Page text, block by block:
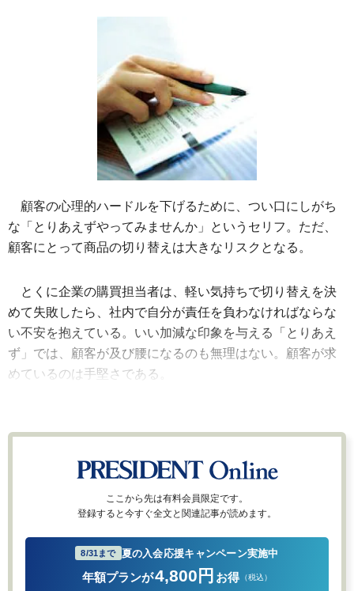
顧客の心理的ハードルを下げるために、つい口にしがち
な「とりあえずやってみませんか」というセリフ。ただ、
顧客にとって商品の切り替えは大きなリスクとなる。
とくに企業の購買担当者は、軽い気持ちで切り替えを決
めて失敗したら、社内で自分が責任を負わなければならな
い不安を抱えている。いい加減な印象を与える「とりあえ
ず」では、顧客が及び腰になるのも無理はない。顧客が求
めているのは手堅さである。
ここから先は有料会員限定です。
登録すると今すぐ全文と関連記事が読めます。
8/31まで 夏の入会応援キャンペーン実施中
年額プランが4,800円 お得 （税込）